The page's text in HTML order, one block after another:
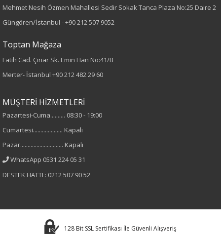
Kumaş
%35 Polyester
%65 Rayon
Kadın
Kol Tipi
Kısa Kol
Mehmet Nesih Özmen Mahallesi Sedir Sokak Tanca Plaza No:25 Daire 2
Güngören/İstanbul -+90 212 507 9052
Toptan Mağaza
Fatih Cad. Çınar Sk. Emin Han No:41/B
Merter- İstanbul +90 212 482 29 60
MÜŞTERİ HİZMETLERİ
Pazartesi-Cuma.......... 08:30 - 19:00
Cumartesi.................... Kapalı
Pazar............................. Kapalı
WhatsApp 0531 224 05 31
DESTEK HATTI : 0212 507 90 52
128 Bit SSL Sertifikası İle Güvenli Alışveriş